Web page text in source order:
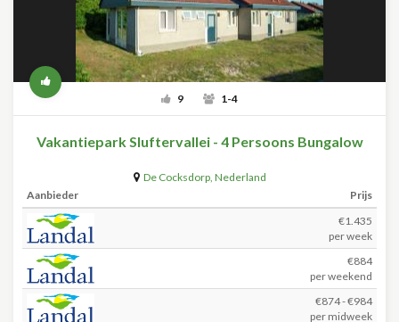
9 1-4
Vakantiepark Sluftervallei - 4 Persoons Bungalow
De Cocksdorp, Nederland
Aanbieder
Prijs
€1.435
per week
€884
per weekend
€874 - €984
per midweek